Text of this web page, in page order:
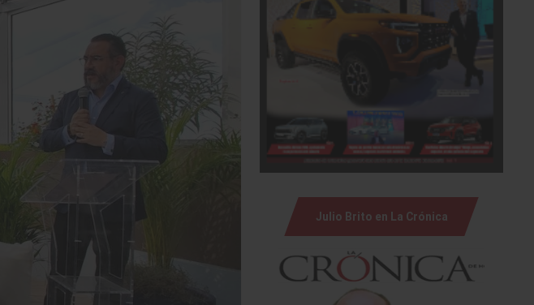
Julio Brito en La Crónica